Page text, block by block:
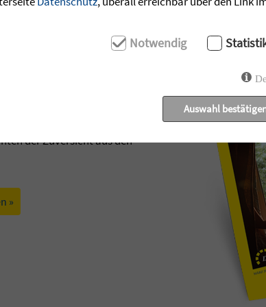
der Zuversicht aus den
»
Notwendig
Auswahl